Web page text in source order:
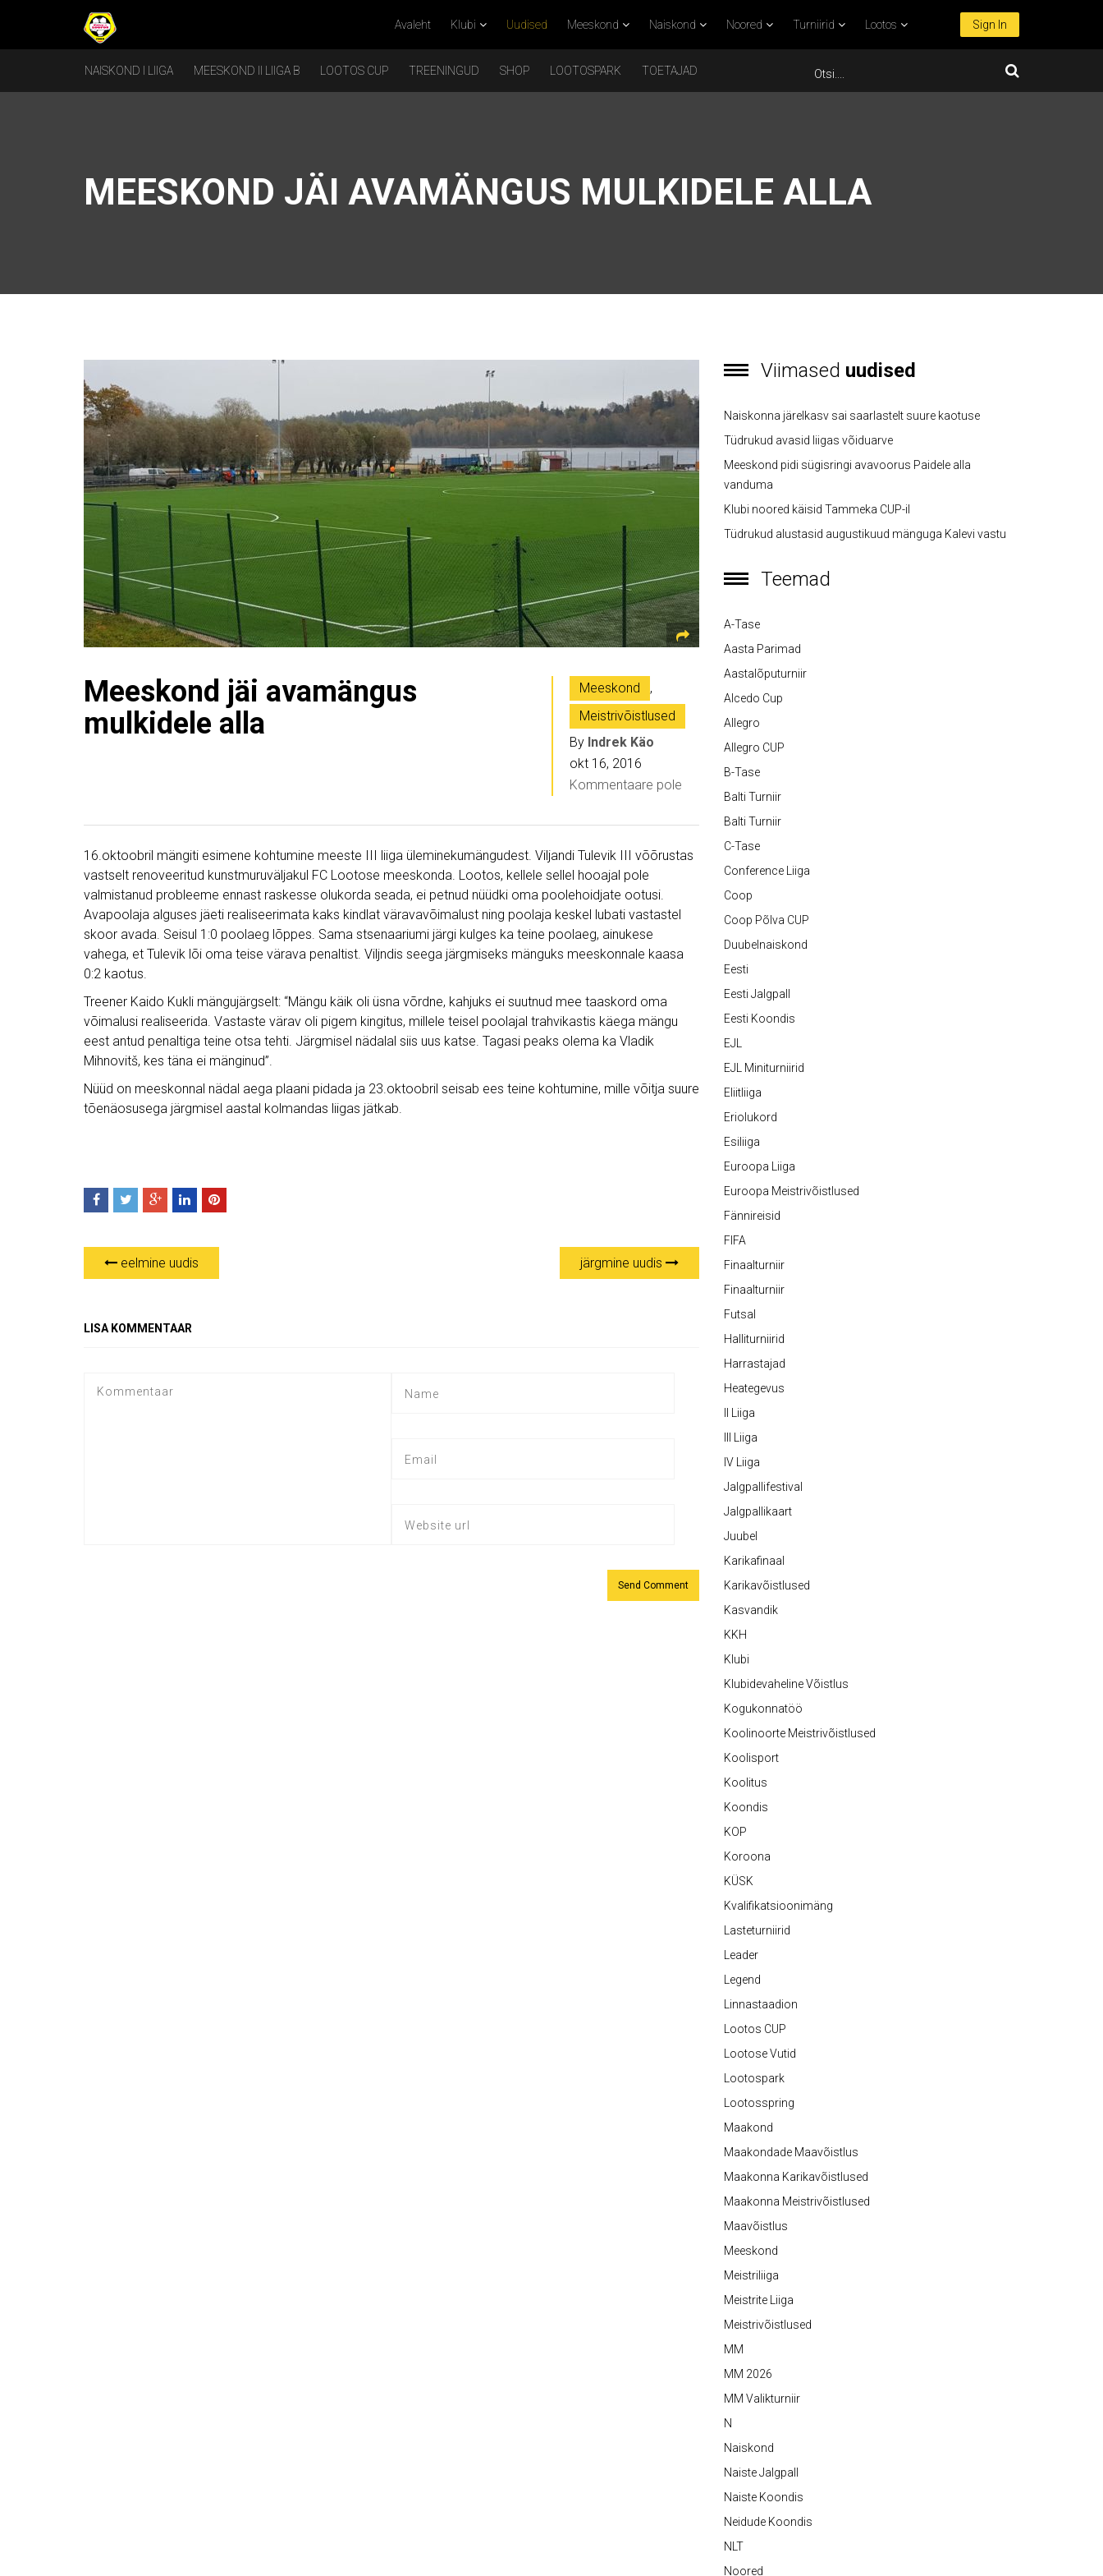
Avaleht Klubi Uudised Meeskond Naiskond Noored Turniirid Lootos Sign In
NAISKOND I LIIGA MEESKOND II LIIGA B LOOTOS CUP TREENINGUD SHOP LOOTOSPARK TOETAJAD
MEESKOND JÄI AVAMÄNGUS MULKIDELE ALLA
Meeskond jäi avamängus
mulkidele alla
Meeskond
,
Meistrivõistlused
By Indrek Käo
okt 16, 2016
Kommentaare pole
16.oktoobril mängiti esimene kohtumine meeste III liiga üleminekumängudest. Viljandi Tulevik III võõrustas
vastselt renoveeritud kunstmuruväljakul FC Lootose meeskonda. Lootos, kellele sellel hooajal pole
valmistanud probleeme ennast raskesse olukorda seada, ei petnud nüüdki oma poolehoidjate ootusi.
Avapoolaja alguses jäeti realiseerimata kaks kindlat väravavõimalust ning poolaja keskel lubati vastastel
skoor avada. Seisul 1:0 poolaeg lõppes. Sama stsenaariumi järgi kulges ka teine poolaeg, ainukese
vahega, et Tulevik lõi oma teise värava penaltist. Viljndis seega järgmiseks mänguks meeskonnale kaasa
0:2 kaotus.
Treener Kaido Kukli mängujärgselt: “Mängu käik oli üsna võrdne, kahjuks ei suutnud mee taaskord oma
võimalusi realiseerida. Vastaste värav oli pigem kingitus, millele teisel poolajal trahvikastis käega mängu
eest antud penaltiga teine otsa tehti. Järgmisel nädalal siis uus katse. Tagasi peaks olema ka Vladik
Mihnovitš, kes täna ei mänginud”.
Nüüd on meeskonnal nädal aega plaani pidada ja 23.oktoobril seisab ees teine kohtumine, mille võitja suure
tõenäosusega järgmisel aastal kolmandas liigas jätkab.
eelmine uudis järgmine uudis
LISA KOMMENTAAR
Viimased uudised
Naiskonna järelkasv sai saarlastelt suure kaotuse
Tüdrukud avasid liigas võiduarve
Meeskond pidi sügisringi avavoorus Paidele alla
vanduma
Klubi noored käisid Tammeka CUP-il
Tüdrukud alustasid augustikuud mänguga Kalevi vastu
Teemad
A-Tase
Aasta Parimad
Aastalõputurniir
Alcedo Cup
Allegro
Allegro CUP
B-Tase
Balti Turniir
Balti Turniir
C-Tase
Conference Liiga
Coop
Coop Põlva CUP
Duubelnaiskond
Eesti
Eesti Jalgpall
Eesti Koondis
EJL
EJL Miniturniirid
Eliitliiga
Eriolukord
Esiliiga
Euroopa Liiga
Euroopa Meistrivõistlused
Fännireisid
FIFA
Finaalturniir
Finaalturniir
Futsal
Halliturniirid
Harrastajad
Heategevus
II Liiga
III Liiga
IV Liiga
Jalgpallifestival
Jalgpallikaart
Juubel
Karikafinaal
Karikavõistlused
Kasvandik
KKH
Klubi
Klubidevaheline Võistlus
Kogukonnatöö
Koolinoorte Meistrivõistlused
Koolisport
Koolitus
Koondis
KOP
Koroona
KÜSK
Kvalifikatsioonimäng
Lasteturniirid
Leader
Legend
Linnastaadion
Lootos CUP
Lootose Vutid
Lootospark
Lootosspring
Maakond
Maakondade Maavõistlus
Maakonna Karikavõistlused
Maakonna Meistrivõistlused
Maavõistlus
Meeskond
Meistriliiga
Meistrite Liiga
Meistrivõistlused
MM
MM 2026
MM Valikturniir
N
Naiskond
Naiste Jalgpall
Naiste Koondis
Neidude Koondis
NLT
Noored